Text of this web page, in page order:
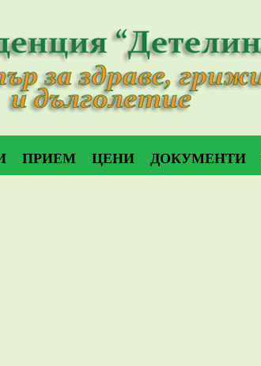
ПРИЕМ ЦЕНИ ДОКУМЕНТИ